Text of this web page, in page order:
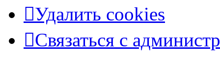
Удалить cookies
Связаться с